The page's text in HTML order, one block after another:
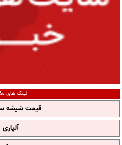
لینک های
قیمت شیشه
آلپاری